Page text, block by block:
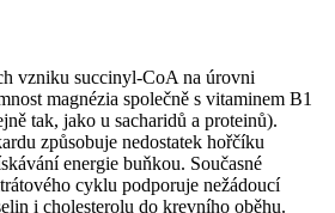
vzniku succinyl-CoA na úrovni
magnézia společně s vitaminem B1
tak, jako u sacharidů a proteinů).
způsobuje nedostatek hořčíku
energie buňkou. Současné
cyklu podporuje nežádoucí
i cholesterolu do krevního oběhu.